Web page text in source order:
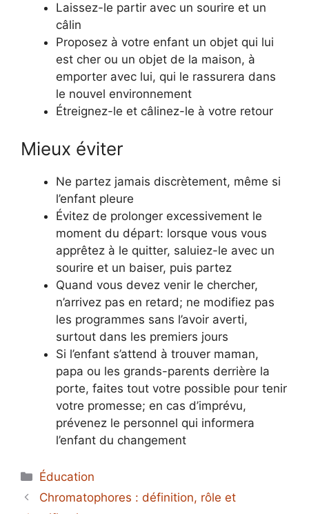
Laissez-le partir avec un sourire et un
câlin
Proposez à votre enfant un objet qui lui
est cher ou un objet de la maison, à
emporter avec lui, qui le rassurera dans
le nouvel environnement
Étreignez-le et câlinez-le à votre retour
Mieux éviter
Ne partez jamais discrètement, même si
l’enfant pleure
Évitez de prolonger excessivement le
moment du départ: lorsque vous vous
apprêtez à le quitter, saluiez-le avec un
sourire et un baiser, puis partez
Quand vous devez venir le chercher,
n’arrivez pas en retard; ne modifiez pas
les programmes sans l’avoir averti,
surtout dans les premiers jours
Si l’enfant s’attend à trouver maman,
papa ou les grands-parents derrière la
porte, faites tout votre possible pour tenir
votre promesse; en cas d’imprévu,
prévenez le personnel qui informera
l’enfant du changement
Catégories
Éducation
Chromatophores : définition, rôle et